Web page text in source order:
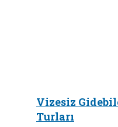
Vizesiz
Turları